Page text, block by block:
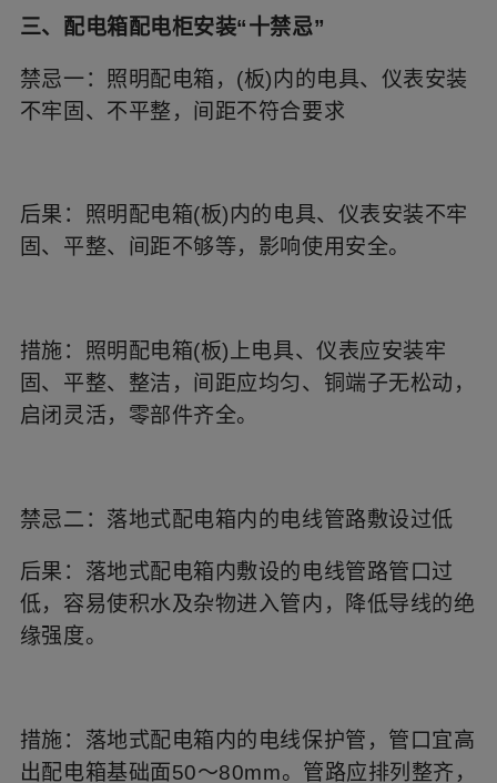
三、配电箱配电柜安装“十禁忌”
禁忌一：照明配电箱，(板)内的电具、仪表安装
不牢固、不平整，间距不符合要求
后果：照明配电箱(板)内的电具、仪表安装不牢
固、平整、间距不够等，影响使用安全。
措施：照明配电箱(板)上电具、仪表应安装牢
固、平整、整洁，间距应均匀、铜端子无松动，
启闭灵活，零部件齐全。
禁忌二：落地式配电箱内的电线管路敷设过低
后果：落地式配电箱内敷设的电线管路管口过
低，容易使积水及杂物进入管内，降低导线的绝
缘强度。
措施：落地式配电箱内的电线保护管，管口宜高
出配电箱基础面50～80mm。管路应排列整齐，